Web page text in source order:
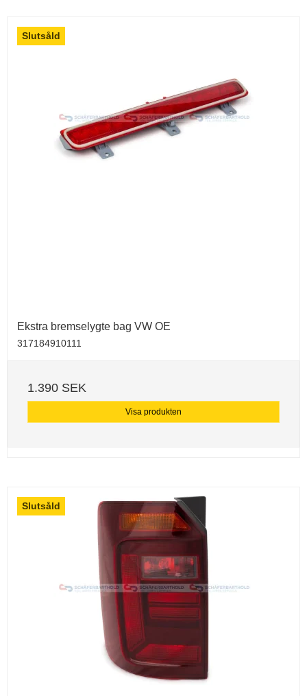
Slutsåld
Ekstra bremselygte bag VW OE
317184910111
1.390 SEK
Visa produkten
Slutsåld